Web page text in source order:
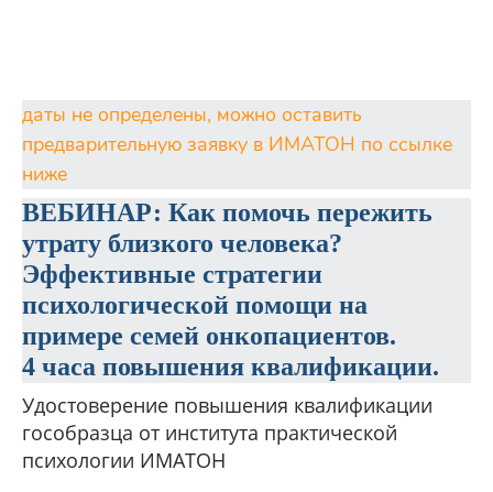
даты не определены, можно оставить
предварительную заявку в ИМАТОН по ссылке
ниже
ВЕБИНАР: Как помочь пережить
утрату близкого человека?
Эффективные стратегии
психологической помощи на
примере семей онкопациентов.
4 часа повышения квалификации.
Удостоверение повышения квалификации
гособразца от института практической
психологии ИМАТОН